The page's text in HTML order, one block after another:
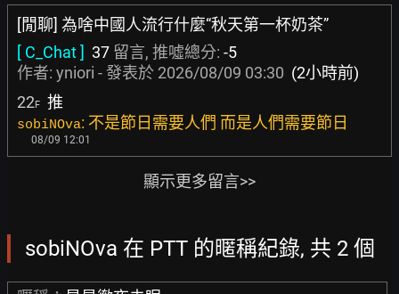
[閒聊] 為啥中國人流行什麼“秋天第一杯奶茶”
[ C_Chat ] 37 留言, 推噓總分: -5
作者: yniori - 發表於 2026/08/09 03:30 (2小時前)
22F 推
sobiNOva: 不是節日需要人們 而是人們需要節日
08/09 12:01
顯示更多留言>>
sobiNOva 在 PTT 的暱稱紀錄, 共 2 個